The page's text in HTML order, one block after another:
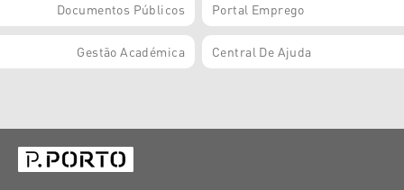
Documentos Públicos Portal Emprego
Gestão Académica Central De Ajuda